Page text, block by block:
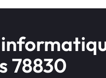
78830